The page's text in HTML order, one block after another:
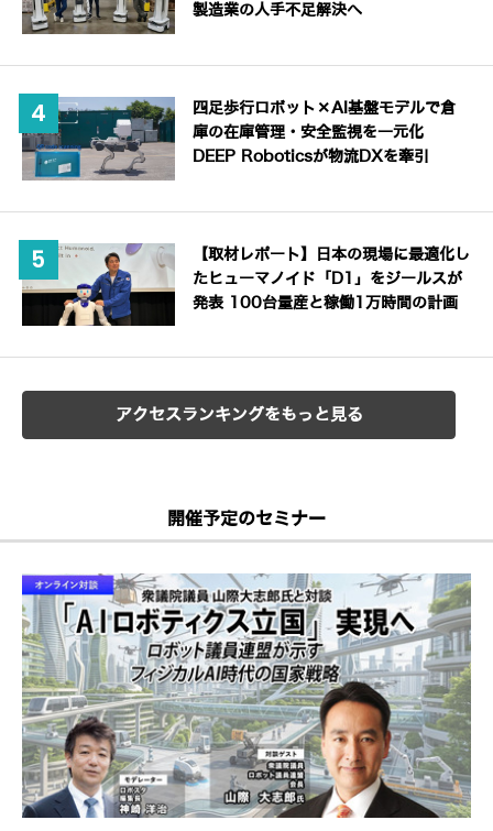
製造業の人手不足解決へ
四足歩行ロボット×AI基盤モデルで倉
庫の在庫管理・安全監視を一元化
DEEP Roboticsが物流DXを牽引
【取材レポート】日本の現場に最適化し
たヒューマノイド「D1」をジールスが
発表 100台量産と稼働1万時間の計画
アクセスランキングをもっと見る
開催予定のセミナー